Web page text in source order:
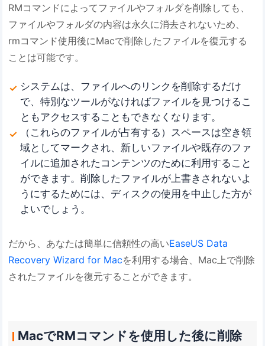
RMコマンドによってファイルやフォルダを削除しても、
ファイルやフォルダの内容は永久に消去されないため、
rmコマンド使用後にMacで削除したファイルを復元する
ことは可能です。
システムは、ファイルへのリンクを削除するだけ
で、特別なツールがなければファイルを見つけるこ
ともアクセスすることもできなくなります。
（これらのファイルが占有する）スペースは空き領
域としてマークされ、新しいファイルや既存のファ
イルに追加されたコンテンツのために利用すること
ができます。削除したファイルが上書きされないよ
うにするためには、ディスクの使用を中止した方が
よいでしょう。
だから、あなたは簡単に信頼性の高いEaseUS Data
Recovery Wizard for Macを利用する場合、Mac上で削除
されたファイルを復元することができます。
MacでRMコマンドを使用した後に削除